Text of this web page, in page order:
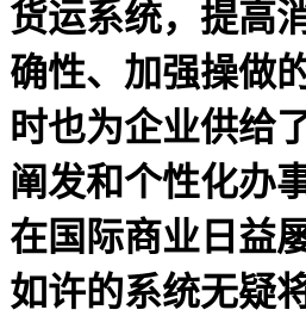
货运系统，提高
确性、加强操做
时也为企业供给
阐发和个性化办
在国际商业日益
如许的系统无疑